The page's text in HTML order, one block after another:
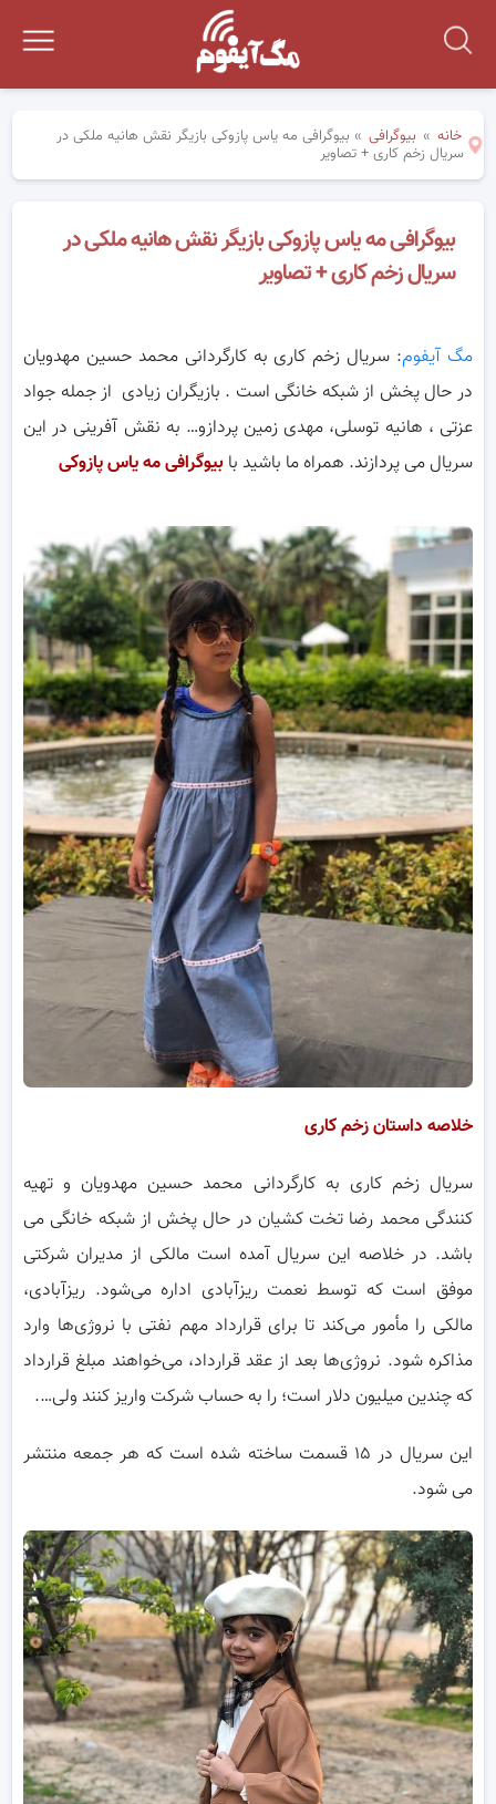
خانه » بیوگرافی » بیوگرافی مه یاس پازوکی بازیگر نقش هانیه ملکی در
سریال زخم کاری + تصاویر
بیوگرافی مه یاس پازوکی بازیگر نقش هانیه ملکی در
سریال زخم کاری + تصاویر
مگ آیفوم: سریال زخم کاری به کارگردانی محمد حسین مهدویان
در حال پخش از شبکه خانگی است . بازیگران زیادی از جمله جواد
عزتی ، هانیه توسلی، مهدی زمین پردازو… به نقش آفرینی در این
سریال می پردازند. همراه ما باشید بابیوگرافی مه یاس پازوکی
خلاصه داستان زخم کاری
سریال زخم کاری به کارگردانی محمد حسین مهدویان و تهیه
کنندگی محمد رضا تخت کشیان در حال پخش از شبکه خانگی می
باشد. در خلاصه این سریال آمده است مالکی از مدیران شرکتی
موفق است که توسط نعمت ریزآبادی اداره می‌شود. ریزآبادی،
مالکی را مأمور می‌کند تا برای قرارداد مهم نفتی با نروژی‌ها وارد
مذاکره شود. نروژی‌ها بعد از عقد قرارداد، می‌خواهند مبلغ قرارداد
که چندین میلیون دلار است؛ را به حساب شرکت واریز کنند ولی….
این سریال در ۱۵ قسمت ساخته شده است که هر جمعه منتشر
می شود.